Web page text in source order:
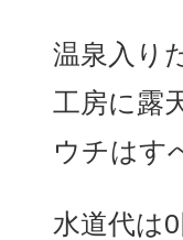
温泉入り
工房に露
ウチはす
水道代は